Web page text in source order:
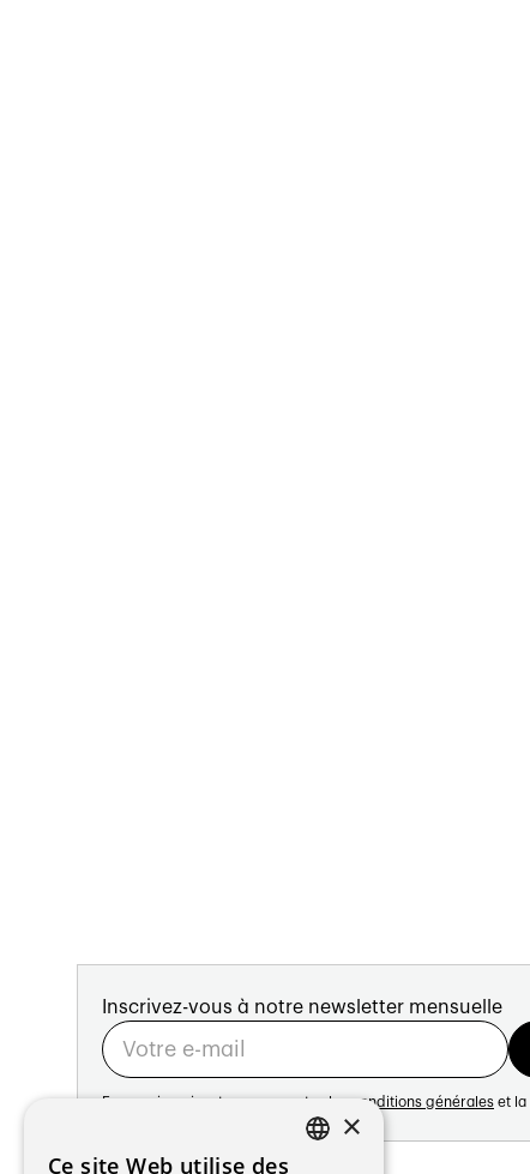
Inscrivez-vous à notre newsletter mensuelle
En vous inscrivant vous acceptez les conditions générales et la
Adresse:
×
Ce site Web utilise des